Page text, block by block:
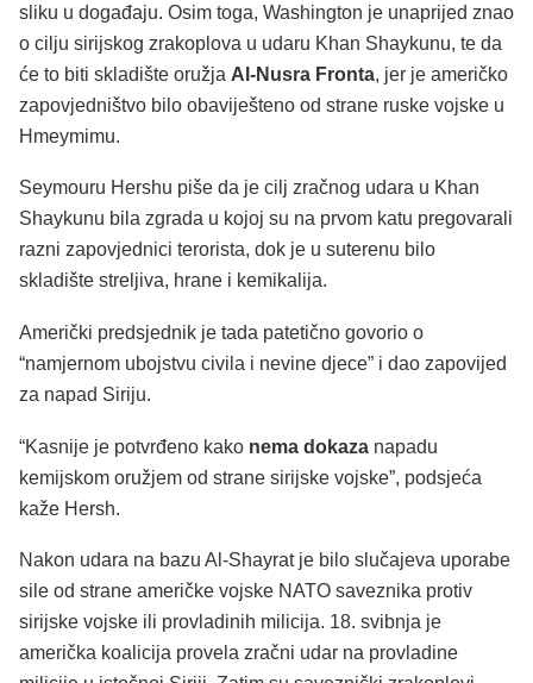
sliku u događaju. Osim toga, Washington je unaprijed znao
o cilju sirijskog zrakoplova u udaru Khan Shaykunu, te da
će to biti skladište oružja Al-Nusra Fronta, jer je američko
zapovjedništvo bilo obaviješteno od strane ruske vojske u
Hmeymimu.
Seymouru Hershu piše da je cilj zračnog udara u Khan
Shaykunu bila zgrada u kojoj su na prvom katu pregovarali
razni zapovjednici terorista, dok je u suterenu bilo
skladište streljiva, hrane i kemikalija.
Američki predsjednik je tada patetično govorio o
“namjernom ubojstvu civila i nevine djece” i dao zapovijed
za napad Siriju.
“Kasnije je potvrđeno kako nema dokaza napadu
kemijskom oružjem od strane sirijske vojske”, podsjeća
kaže Hersh.
Nakon udara na bazu Al-Shayrat je bilo slučajeva uporabe
sile od strane američke vojske NATO saveznika protiv
sirijske vojske ili provladinih milicija. 18. svibnja je
američka koalicija provela zračni udar na provladine